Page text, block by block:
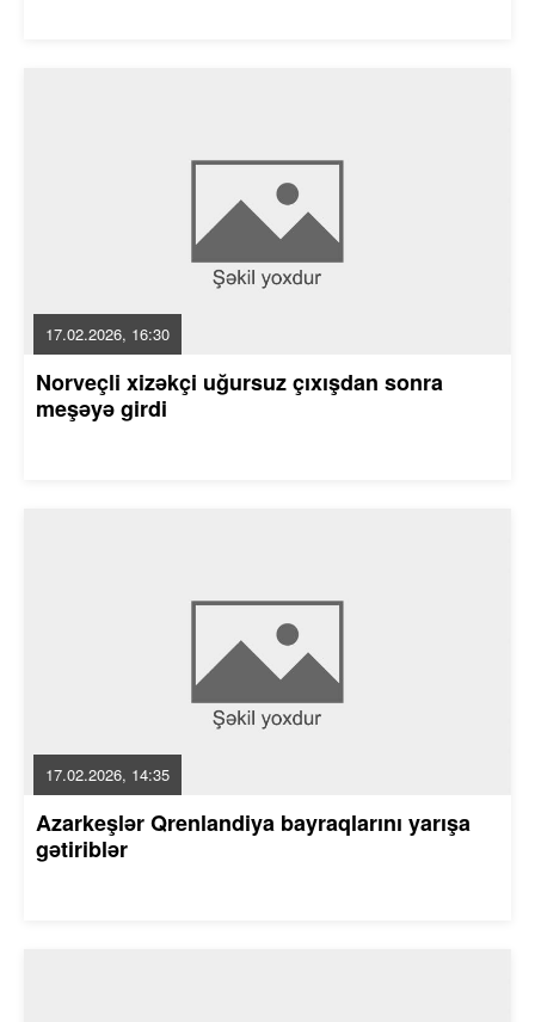
17.02.2026, 16:30
Norveçli xizəkçi uğursuz çıxışdan sonra
meşəyə girdi
17.02.2026, 14:35
Azarkeşlər Qrenlandiya bayraqlarını yarışa
gətiriblər